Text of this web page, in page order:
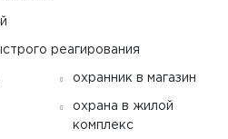
реагирования
охранник в магазин
охрана в жилой
комплекс